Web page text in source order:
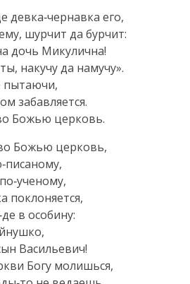
девка‑чернавка его,
шурчит да бурчит:
дочь Микулична!
накучу да намучу».
пытаючи,
забавляется.
Божью церковь.
Божью церковь,
поклоняется,
в особину:
Васильевич!
Богу молишься,